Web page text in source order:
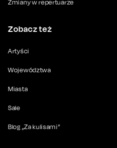
Zmiany w repertuarze
Zobacz też
Artyści
Województwa
Miasta
Sale
Blog „Za kulisami”